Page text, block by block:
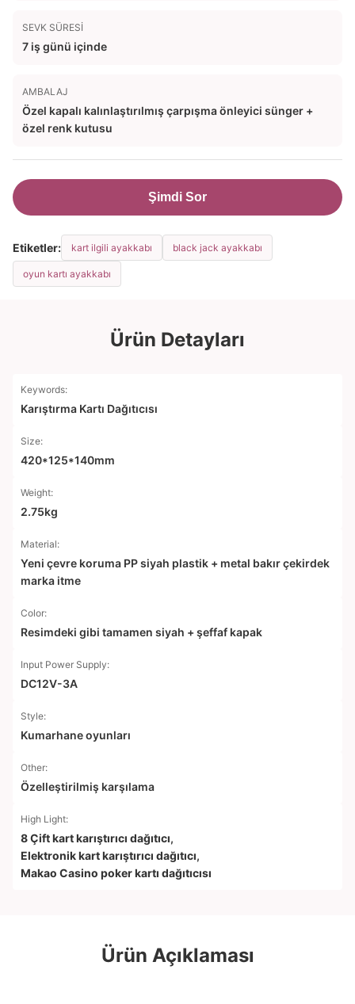
SEVK SÜRESI
7 iş günü içinde
AMBALAJ
Özel kapalı kalınlaştırılmış çarpışma önleyici sünger +
özel renk kutusu
Şimdi Sor
Etiketler: kart ilgili ayakkabı black jack ayakkabı
oyun kartı ayakkabı
Ürün Detayları
Keywords:
Karıştırma Kartı Dağıtıcısı
Size:
420*125*140mm
Weight:
2.75kg
Material:
Yeni çevre koruma PP siyah plastik + metal bakır çekirdek
marka itme
Color:
Resimdeki gibi tamamen siyah + şeffaf kapak
Input Power Supply:
DC12V-3A
Style:
Kumarhane oyunları
Other:
Özelleştirilmiş karşılama
High Light:
8 Çift kart karıştırıcı dağıtıcı,
Elektronik kart karıştırıcı dağıtıcı,
Makao Casino poker kartı dağıtıcısı
Ürün Açıklaması